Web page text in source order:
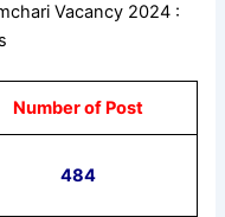
Vacancy 2024 :
Number of Post
484